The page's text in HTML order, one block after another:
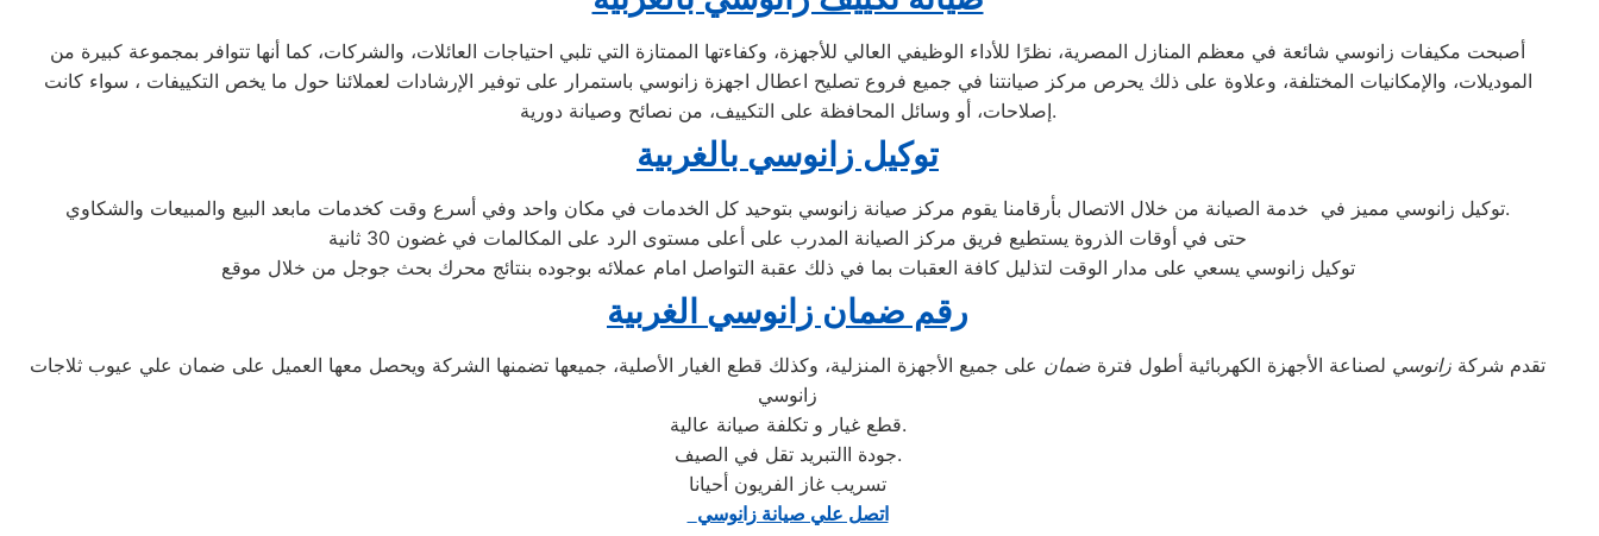
أصبحت مكيفات زانوسي شائعة في معظم المنازل المصرية، نظرًا للأداء الوظيفي العالي للأجهزة، وكفاءتها الممتازة التي تلبي احتياجات العائلات، والشركات، كما أنها تتوافر بمجموعة كبيرة من
الموديلات، والإمكانيات المختلفة، وعلاوة على ذلك يحرص مركز صيانتنا في جميع فروع تصليح اعطال اجهزة زانوسي باستمرار على توفير الإرشادات لعملائنا حول ما يخص التكييفات ، سواء كانت
إصلاحات، أو وسائل المحافظة على التكييف، من نصائح وصيانة دورية.
توكيل زانوسي بالغربية
توكيل زانوسي مميز في خدمة الصيانة من خلال الاتصال بأرقامنا يقوم مركز صيانة زانوسي بتوحيد كل الخدمات في مكان واحد وفي أسرع وقت كخدمات مابعد البيع والمبيعات والشكاوي.
حتى في أوقات الذروة يستطيع فريق مركز الصيانة المدرب على أعلى مستوى الرد على المكالمات في غضون 30 ثانية
توكيل زانوسي يسعي على مدار الوقت لتذليل كافة العقبات بما في ذلك عقبة التواصل امام عملائه بوجوده بنتائج محرك بحث جوجل من خلال موقع
رقم ضمان زانوسي الغربية
تقدم شركة زانوسي لصناعة الأجهزة الكهربائية أطول فترة ضمان على جميع الأجهزة المنزلية، وكذلك قطع الغيار الأصلية، جميعها تضمنها الشركة ويحصل معها العميل على ضمان علي عيوب ثلاجات
زانوسي
قطع غيار و تكلفة صيانة عالية.
جودة االتبريد تقل في الصيف.
تسريب غاز الفريون أحيانا
اتصل علي صيانة زانوسي